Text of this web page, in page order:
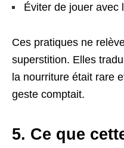
Éviter de jouer avec
Ces pratiques ne
superstition. Elles
la nourriture était rare
geste comptait.
5. Ce que